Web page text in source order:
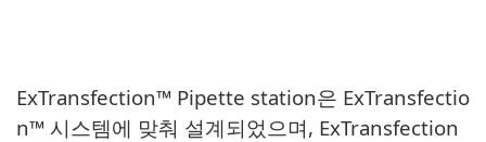
ExTransfection™ Pipette station은 ExTransfectio
n™ 시스템에 맞춰 설계되었으며, ExTransfection